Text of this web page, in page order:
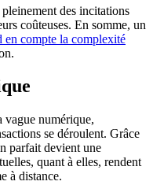
des incitations
coûteuses. En somme, un
en compte la complexité
vague numérique,
se déroulent. Grâce
parfait devient une
quant à elles, rendent
à distance.